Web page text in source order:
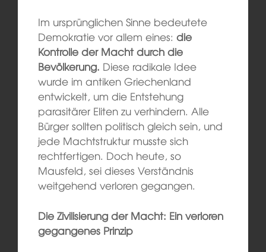
Im ursprünglichen Sinne bedeutete
Demokratie vor allem eines: die
Kontrolle der Macht durch die
Bevölkerung. Diese radikale Idee
wurde im antiken Griechenland
entwickelt, um die Entstehung
parasitärer Eliten zu verhindern. Alle
Bürger sollten politisch gleich sein, und
jede Machtstruktur musste sich
rechtfertigen. Doch heute, so
Mausfeld, sei dieses Verständnis
weitgehend verloren gegangen.
Die Zivilisierung der Macht: Ein verloren
gegangenes Prinzip